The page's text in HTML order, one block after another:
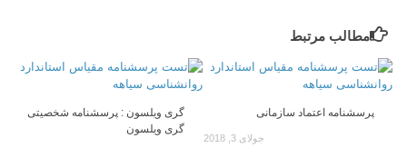
مطالب مرتبط
گری ویلسون : پرسشنامه شخصیتی
گری ویلسون
پرسشنامه اعتماد سازمانی
جولای 3, 2018